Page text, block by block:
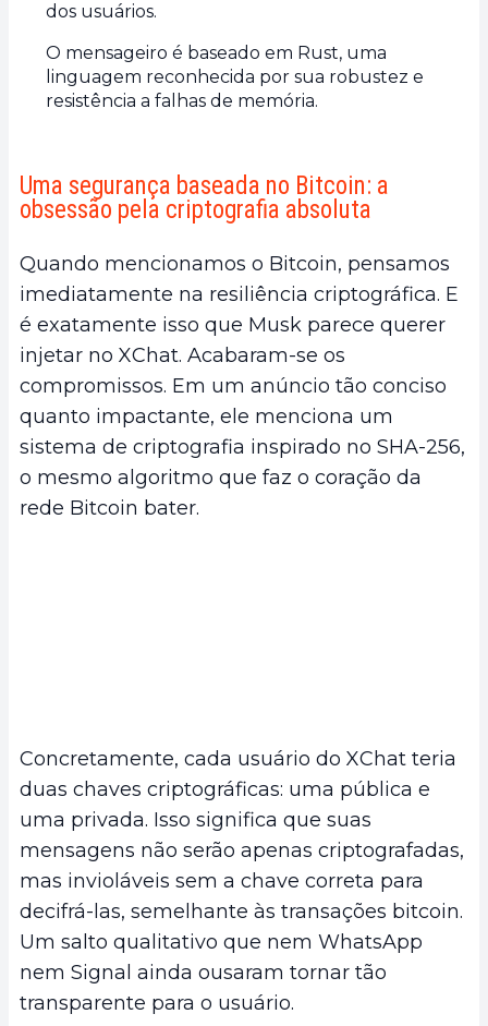
dos usuários.
O mensageiro é baseado em Rust, uma
linguagem reconhecida por sua robustez e
resistência a falhas de memória.
Uma segurança baseada no Bitcoin: a
obsessão pela criptografia absoluta
Quando mencionamos o Bitcoin, pensamos
imediatamente na resiliência criptográfica. E
é exatamente isso que Musk parece querer
injetar no XChat. Acabaram-se os
compromissos. Em um anúncio tão conciso
quanto impactante, ele menciona um
sistema de criptografia inspirado no SHA-256,
o mesmo algoritmo que faz o coração da
rede Bitcoin bater.
Concretamente, cada usuário do XChat teria
duas chaves criptográficas: uma pública e
uma privada. Isso significa que suas
mensagens não serão apenas criptografadas,
mas invioláveis sem a chave correta para
decifrá-las, semelhante às transações bitcoin.
Um salto qualitativo que nem WhatsApp
nem Signal ainda ousaram tornar tão
transparente para o usuário.